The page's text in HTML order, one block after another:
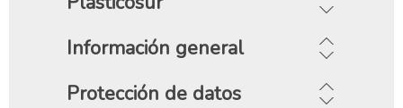
Información general
Protección de datos